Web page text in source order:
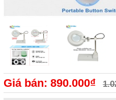
Giá bán: 890.000₫